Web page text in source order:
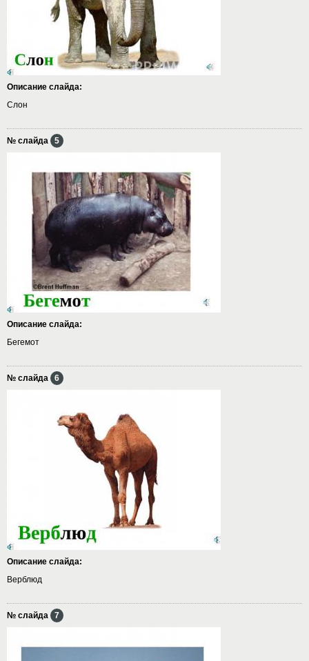
Описание слайда:
Слон
№ слайда 5
Описание слайда:
Бегемот
№ слайда 6
Описание слайда:
Верблюд
№ слайда 7